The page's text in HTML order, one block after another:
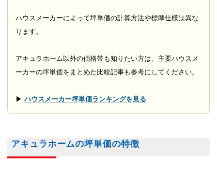
ハウスメーカーによって坪単価の計算方法や標準仕様は異な
ります。
アキュラホーム以外の価格帯も知りたい方は、主要ハウスメ
ーカーの坪単価をまとめた比較記事も参考にしてください。
▶ハウスメーカー坪単価ランキングを見る
アキュラホームの坪単価の特徴